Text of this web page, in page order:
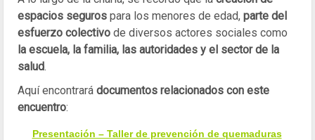
espacios seguros para los menores de edad, parte del
esfuerzo colectivo de diversos actores sociales como
la escuela, la familia, las autoridades y el sector de la
salud.
Aquí encontrará documentos relacionados con este
encuentro:
Presentación – Taller de prevención de quemaduras